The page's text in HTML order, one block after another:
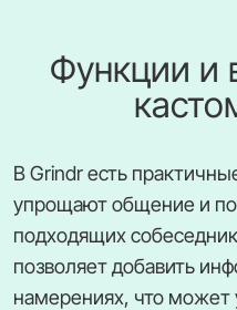
Функции и
В Grindr есть
упрощают общение и
подходящих
позволяет добавить
намерениях, что может